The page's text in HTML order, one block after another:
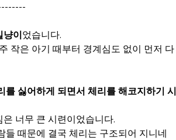
냥이었습니다.
작은 아기 때부터 경계심도 없이 먼저 다
를 싫어하게 되면서 체리를 해코지하기 시
너무 큰 시련이었습니다.
때문에 결국 체리는 구조되어 지니네